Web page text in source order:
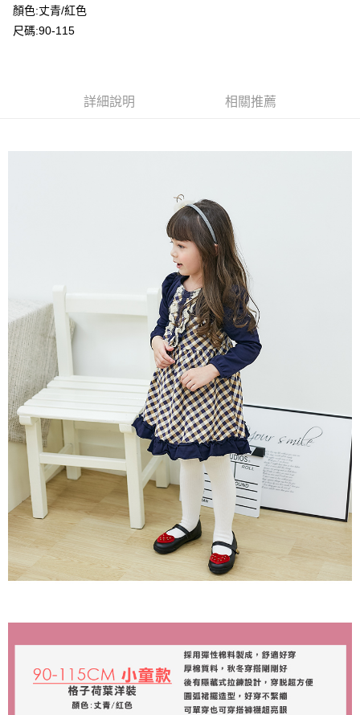
運送方式
付款後全家取貨
每筆NT$80，滿NT$2,000(含以上)免運費
每筆NT$80，滿NT$2,000(含以上)免運費
顏色:丈青/紅色
尺碼:90-115
詳細說明 相關推薦